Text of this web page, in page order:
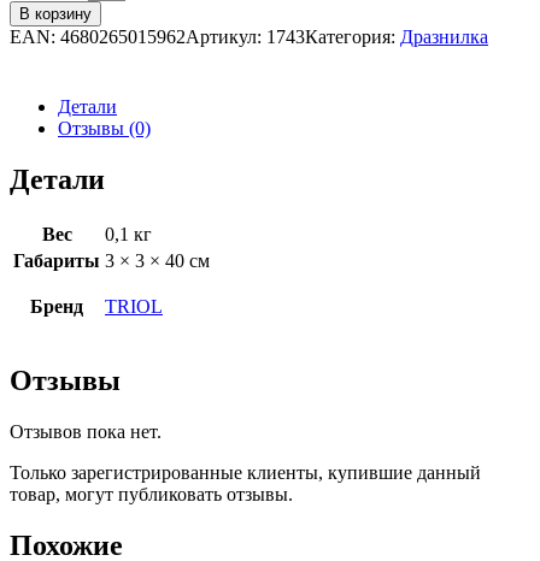
В корзину
EAN: 4680265015962Артикул: 1743Категория: Дразнилка
Детали
Отзывы (0)
Детали
Вес
0,1 кг
Габариты 3 × 3 × 40 см
Бренд TRIOL
Отзывы
Отзывов пока нет.
Только зарегистрированные клиенты, купившие данный
товар, могут публиковать отзывы.
Похожие